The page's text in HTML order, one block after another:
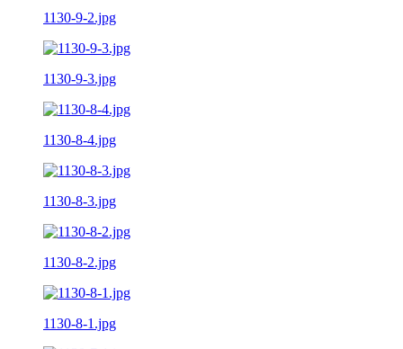
1130-9-2.jpg
1130-9-3.jpg
1130-8-4.jpg
1130-8-3.jpg
1130-8-2.jpg
1130-8-1.jpg